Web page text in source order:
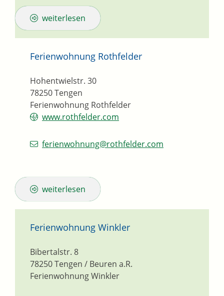
weiterlesen
Ferienwohnung Rothfelder
Ferienwohnung Rothfelder
Hohentwielstr. 30
78250Tengen
www.rothfelder.com
ferienwohnung@rothfelder.com
weiterlesen
Ferienwohnung Winkler
Ferienwohnung Winkler
Bibertalstr. 8
78250Tengen / Beuren a.R.